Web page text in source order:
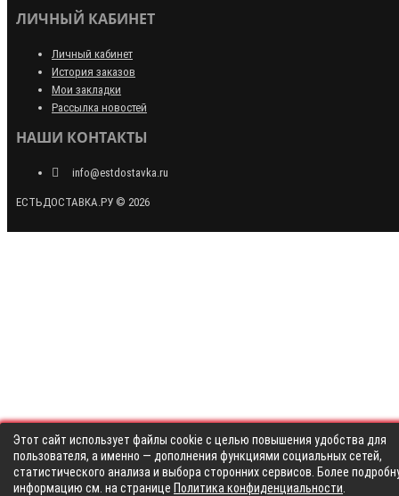
ЛИЧНЫЙ КАБИНЕТ
Личный кабинет
История заказов
Мои закладки
Рассылка новостей
НАШИ КОНТАКТЫ
info@estdostavka.ru
ЕСТЬДОСТАВКА.РУ © 2026
Этот сайт использует файлы cookie с целью повышения удобства для
пользователя, а именно — дополнения функциями социальных сетей,
статистического анализа и выбора сторонних сервисов. Более
информацию см. на странице Политика конфиденциальности